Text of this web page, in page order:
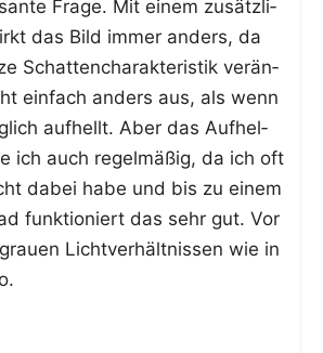
Fra­ge. Mit einem zusätz­li­
das Bild immer anders, da
Schat­ten­cha­rak­te­ris­tik ver­än­
ein­fach anders aus, als wenn
auf­hellt. Aber das Auf­hel­
ich auch regel­mä­ßig, da ich oft
dabei habe und bis zu einem
funk­tio­niert das sehr gut. Vor
Licht­ver­hält­nis­sen wie in